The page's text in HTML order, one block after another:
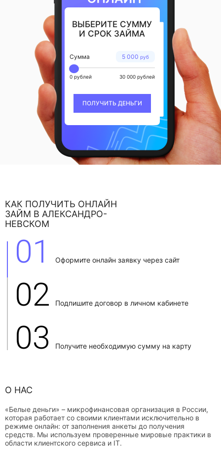
ВЫБЕРИТЕ СУММУ
И СРОК ЗАЙМА
5 000 руб
Сумма
0 рублей 30 000 рублей
ПОЛУЧИТЬ ДЕНЬГИ
КАК ПОЛУЧИТЬ ОНЛАЙН
ЗАЙМ В АЛЕКСАНДРО-
НЕВСКОМ
01 Оформите онлайн заявку через сайт
02 Подпишите договор в личном кабинете
03 Получите необходимую сумму на карту
О НАС
«Белые деньги» – микрофинансовая организация в России,
которая работает со своими клиентами исключительно в
режиме онлайн: от заполнения анкеты до получения
средств. Мы используем проверенные мировые практики в
области клиентского сервиса и IT.